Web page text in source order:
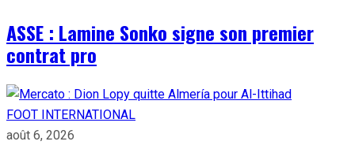
ASSE : Lamine Sonko signe son premier
contrat pro
FOOT INTERNATIONAL
août 6, 2026